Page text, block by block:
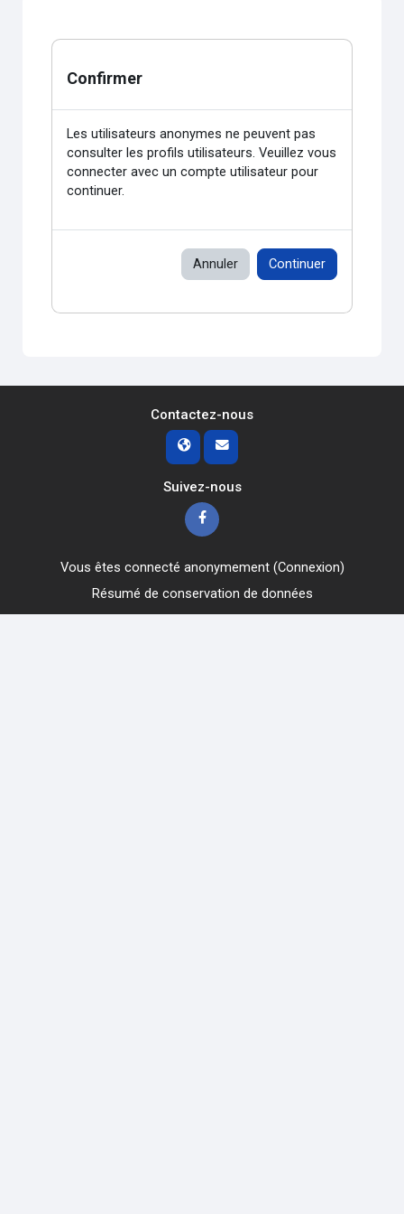
Confirmer
Les utilisateurs anonymes ne peuvent pas
consulter les profils utilisateurs. Veuillez vous
connecter avec un compte utilisateur pour
continuer.
Annuler Continuer
Contactez-nous
Suivez-nous
Vous êtes connecté anonymement (Connexion)
Résumé de conservation de données
Obtenir l’app mobile